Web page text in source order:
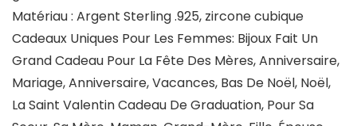
Matériau : Argent Sterling .925, zircone cubique
Cadeaux Uniques Pour Les Femmes: Bijoux Fait Un
Grand Cadeau Pour La Fête Des Mères, Anniversaire,
Mariage, Anniversaire, Vacances, Bas De Noël, Noël,
La Saint Valentin Cadeau De Graduation, Pour Sa